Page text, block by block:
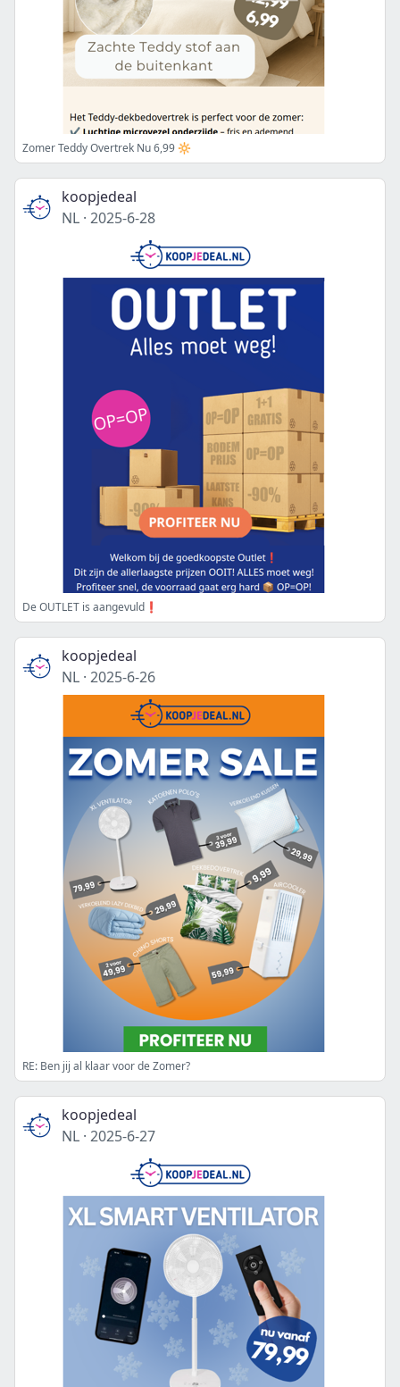
Zomer Teddy Overtrek Nu 6,99 🔆
koopjedeal
NL · 2025-6-28
De OUTLET is aangevuld❗
koopjedeal
NL · 2025-6-26
RE: Ben jij al klaar voor de Zomer?
koopjedeal
NL · 2025-6-27